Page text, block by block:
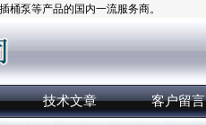
泵等产品的国内一流服务商。
技术文章 客户留言